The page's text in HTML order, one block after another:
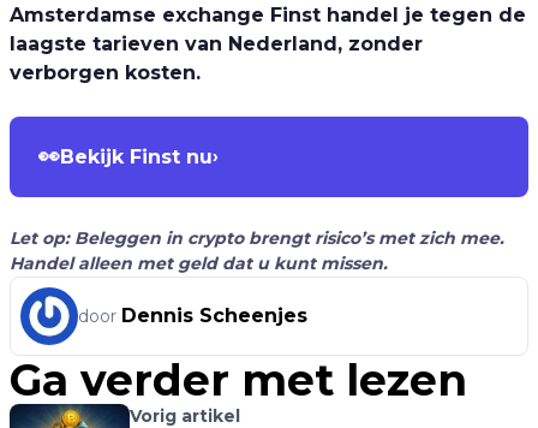
Amsterdamse exchange Finst handel je tegen de
laagste tarieven van Nederland, zonder
verborgen kosten.
👀Bekijk Finst nu›
Let op: Beleggen in crypto brengt risico’s met zich mee.
Handel alleen met geld dat u kunt missen.
door Dennis Scheenjes
Ga verder met lezen
Vorig artikel